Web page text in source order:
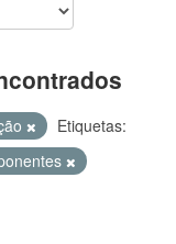
Etiquetas: